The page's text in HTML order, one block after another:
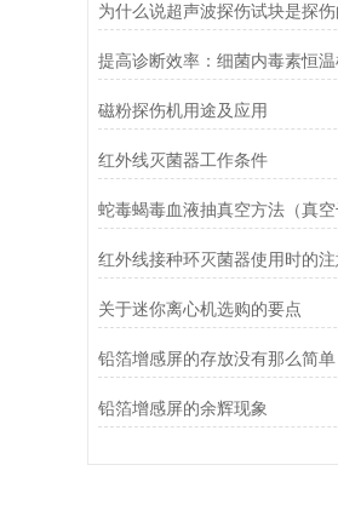
为什么说超声波探伤试块是探
磁粉探伤机用途及应用
红外线灭菌器工作条件
红外线接种环灭菌器使用时的
关于迷你离心机选购的要点
铅箔增感屏的存放没有那么简单
铅箔增感屏的余辉现象